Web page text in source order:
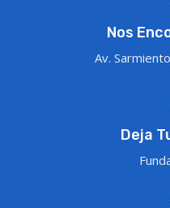
Nos
Av.
Deja